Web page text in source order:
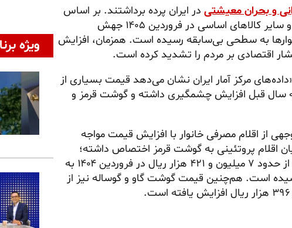
و بحران معیشتی در ایران پرده برداشتند. بر اساس
گزارشهای منتشر شده، قیمت گوشت قرمز، برنج، روغن و سایر کالاهای اساسی در فروردین ۱۴۰۵ جهش
به سطحی بی‌سابقه رسیده است. همزمان، افزایش
اقتصادی بر مردم را تشدید کرده است.
نوشت: «داده‌های مرکز آمار ایران نشان می‌دهد قیمت بسیاری از
نسبت به مدت مشابه سال قبل افزایش چشمگیری داشته و گوشت قرمز و
فروردین ۱۴۰۵، بخش قابل توجهی از اقلام مصرفی خانوار با افزایش قیمت مواجه
اقلام پروتئینی به گوشت قرمز اختصاص داشته؛
به‌طوری که متوسط قیمت هر کیلو گرم گوشت گوسفند از حدود ۷ میلیون و ۴۲۱ هزار ریال در فروردین ۱۴۰۴ به
۱۵ میلیون و ۴۳۰ هزار ریال در فروردین ۱۴۰۵ رسیده است. هم‌چنین قیمت گوشت گاو و گوساله نیز از
ویژه